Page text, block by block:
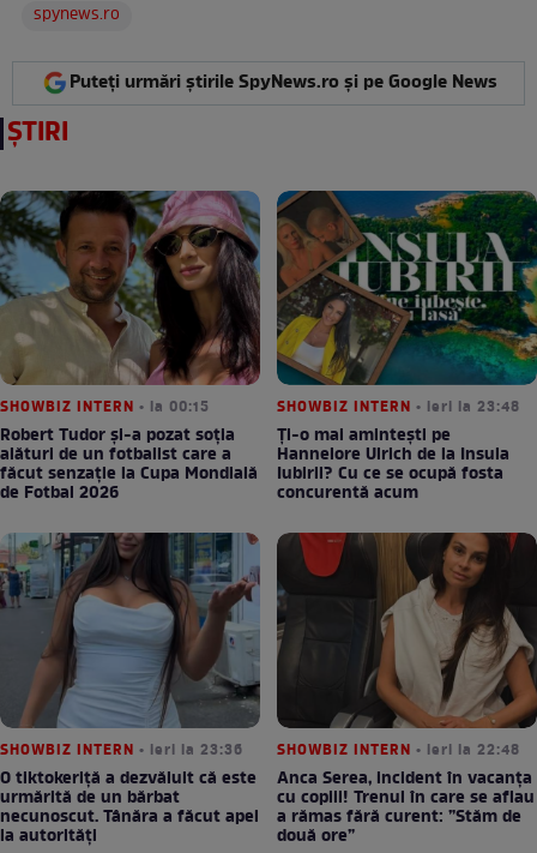
spynews.ro
Puteți urmări știrile SpyNews.ro și pe Google News
ȘTIRI
SHOWBIZ INTERN • la 00:15
Robert Tudor și-a pozat soția
alături de un fotbalist care a
făcut senzație la Cupa Mondială
de Fotbal 2026
SHOWBIZ INTERN • ieri la 23:48
Ți-o mai amintești pe
Hannelore Ulrich de la Insula
Iubirii? Cu ce se ocupă fosta
concurentă acum
SHOWBIZ INTERN • ieri la 23:36
O tiktokeriță a dezvăluit că este
urmărită de un bărbat
necunoscut. Tânăra a făcut apel
la autorități
SHOWBIZ INTERN • ieri la 22:48
Anca Serea, incident în vacanța
cu copiii! Trenul în care se aflau
a rămas fără curent: ”Stăm de
două ore”